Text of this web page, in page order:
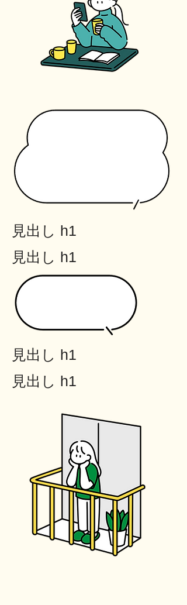
見出し h1
見出し h1
見出し h1
見出し h1